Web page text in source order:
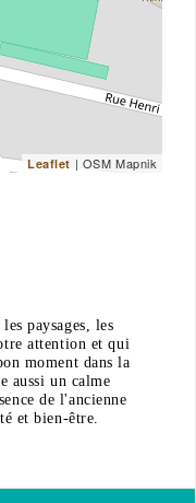
Leaflet | OSM Mapnik
paysages, les
attention et qui
moment dans la
aussi un calme
de l'ancienne
et bien-être.